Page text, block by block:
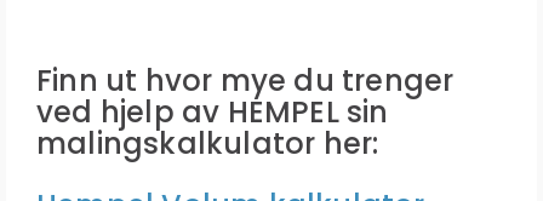
Finn ut hvor mye du trenger
ved hjelp av HEMPEL sin
malingskalkulator her: